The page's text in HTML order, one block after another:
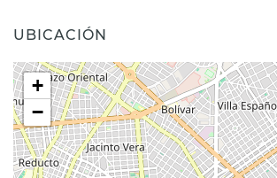
UBICACIÓN
+
−